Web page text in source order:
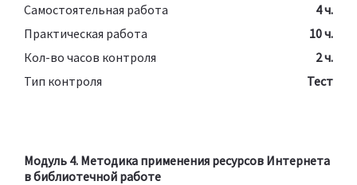
Самостоятельная работа
4 ч.
Практическая работа
10 ч.
Кол-во часов контроля
2 ч.
Тип контроля
Тест
Модуль 4. Методика применения ресурсов Интернета
в библиотечной работе